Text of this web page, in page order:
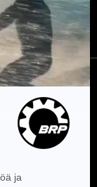
tapahtumat